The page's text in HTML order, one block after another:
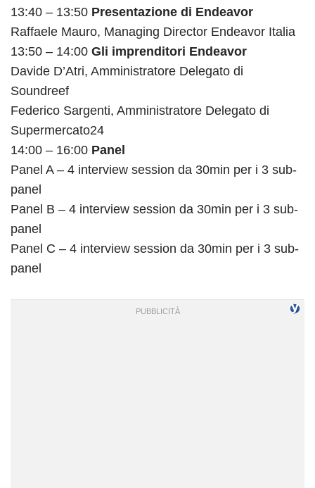
13:40 – 13:50 Presentazione di Endeavor
Raffaele Mauro, Managing Director Endeavor Italia
13:50 – 14:00 Gli imprenditori Endeavor
Davide D’Atri, Amministratore Delegato di
Soundreef
Federico Sargenti, Amministratore Delegato di
Supermercato24
14:00 – 16:00 Panel
Panel A – 4 interview session da 30min per i 3 sub-
panel
Panel B – 4 interview session da 30min per i 3 sub-
panel
Panel C – 4 interview session da 30min per i 3 sub-
panel